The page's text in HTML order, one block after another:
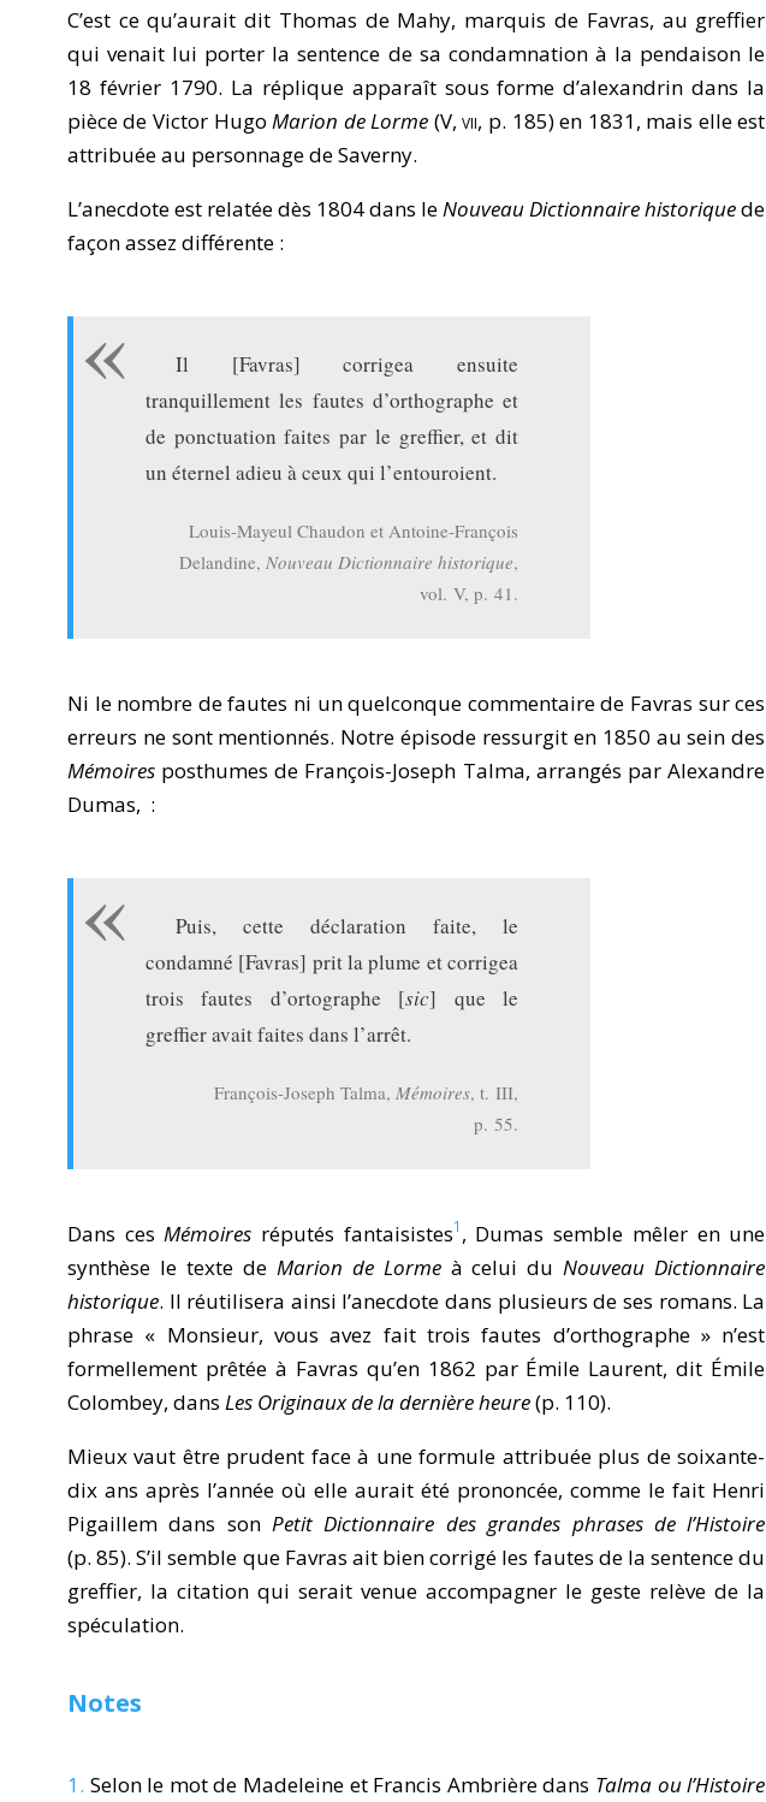
C’est ce qu’aurait dit Thomas de Mahy, marquis de Favras, au greffier
qui venait lui porter la sentence de sa condamnation à la pendaison le
18 février 1790. La réplique apparaît sous forme d’alexandrin dans la
pièce de Victor Hugo Marion de Lorme (V,vii, p. 185) en 1831, mais elle est
attribuée au personnage de Saverny.
L’anecdote est relatée dès 1804 dans le Nouveau Dictionnaire historiquede
façon assez différente :
Il [Favras] corrigea ensuite
tranquillement les fautes d’orthographe et
de ponctuation faites par le greffier, et dit
un éternel adieu à ceux qui l’entouroient.
Louis-Mayeul Chaudon et Antoine-François
Delandine, Nouveau Dictionnaire historique,
vol. V, p. 41.
Ni le nombre de fautes ni un quelconque commentaire de Favras sur ces
erreurs ne sont mentionnés. Notre épisode ressurgit en 1850 au sein des
Mémoiresposthumes de François-Joseph Talma, arrangés par Alexandre
Dumas, :
Puis, cette déclaration faite, le
condamné [Favras] prit la plume et corrigea
trois fautes d’ortographe [sic] que le
greffier avait faites dans l’arrêt.
François-Joseph Talma, Mémoires, t. III,
p. 55.
Dans ces Mémoires réputés fantaisistes1 , Dumas semble mêler en une
synthèse le texte de Marion de Lormeà celui du Nouveau Dictionnaire
historique. Il réutilisera ainsi l’anecdote dans plusieurs de ses romans. La
phrase « Monsieur, vous avez fait trois fautes d’orthographe » n’est
formellement prêtée à Favras qu’en 1862 par Émile Laurent, dit Émile
Colombey, dans Les Originaux de la dernière heure(p. 110).
Mieux vaut être prudent face à une formule attribuée plus de soixante-
dix ans après l’année où elle aurait été prononcée, comme le fait Henri
Pigaillem dans son Petit Dictionnaire des grandes phrases de l’Histoire
(p. 85). S’il semble que Favras ait bien corrigé les fautes de la sentence du
greffier, la citation qui serait venue accompagner le geste relève de la
spéculation.
Notes
1. Selon le mot de Madeleine et Francis Ambrière dans Talma ou l’Histoire